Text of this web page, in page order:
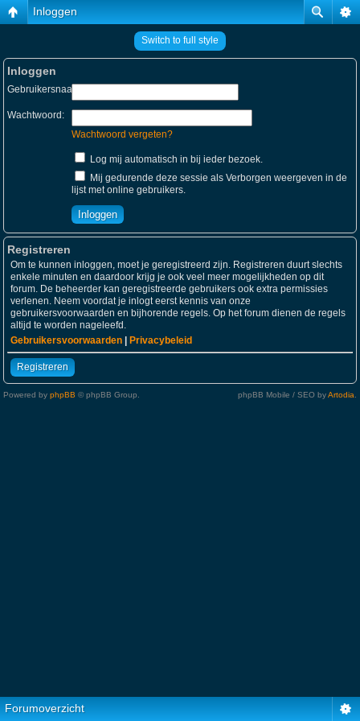
Inloggen
Switch to full style
Inloggen
Gebruikersnaam:
Wachtwoord:
Wachtwoord vergeten?
Log mij automatisch in bij ieder bezoek.
Mij gedurende deze sessie als Verborgen weergeven in de
lijst met online gebruikers.
Registreren
Om te kunnen inloggen, moet je geregistreerd zijn. Registreren duurt slechts
enkele minuten en daardoor krijg je ook veel meer mogelijkheden op dit
forum. De beheerder kan geregistreerde gebruikers ook extra permissies
verlenen. Neem voordat je inlogt eerst kennis van onze
gebruikersvoorwaarden en bijhorende regels. Op het forum dienen de regels
altijd te worden nageleefd.
Gebruikersvoorwaarden
Privacybeleid
Registreren
Powered by phpBB © phpBB Group. phpBB Mobile / SEO byArtodia
Forumoverzicht